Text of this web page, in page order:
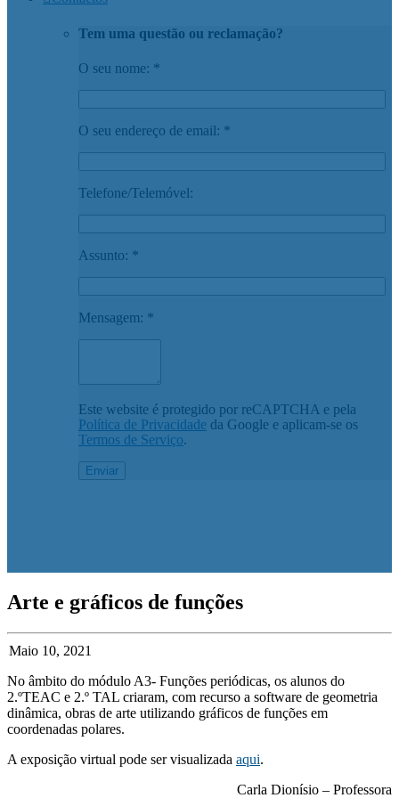
Tem uma questão ou reclamação?
O seu nome: *
O seu endereço de email: *
Telefone/Telemóvel:
Assunto: *
Mensagem: *
Este website é protegido por reCAPTCHA e pela
Política de Privacidade da Google e aplicam-se os
Termos de Serviço.
Arte e gráficos de funções
Maio 10, 2021
No âmbito do módulo A3- Funções periódicas, os alunos do
2.ºTEAC e 2.º TAL criaram, com recurso a software de geometria
dinâmica, obras de arte utilizando gráficos de funções em
coordenadas polares.
A exposição virtual pode ser visualizada aqui.
Carla Dionísio – Professora